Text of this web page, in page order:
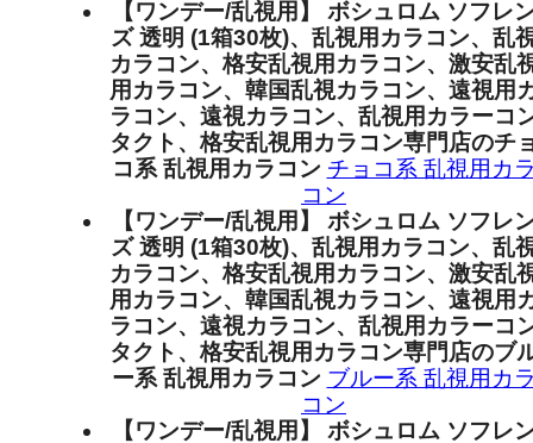
【ワンデー/乱視用】 ボシュロム ソフレ
ズ 透明 (1箱30枚)、乱視用カラコン、乱
カラコン、格安乱視用カラコン、激安乱
用カラコン、韓国乱視カラコン、遠視用
ラコン、遠視カラコン、乱視用カラーコ
タクト、格安乱視用カラコン専門店のチ
コ系 乱視用カラコン チョコ系 乱視用カ
コン
【ワンデー/乱視用】 ボシュロム ソフレ
ズ 透明 (1箱30枚)、乱視用カラコン、乱
カラコン、格安乱視用カラコン、激安乱
用カラコン、韓国乱視カラコン、遠視用
ラコン、遠視カラコン、乱視用カラーコ
タクト、格安乱視用カラコン専門店のブ
ー系 乱視用カラコン ブルー系 乱視用カ
コン
【ワンデー/乱視用】 ボシュロム ソフレ